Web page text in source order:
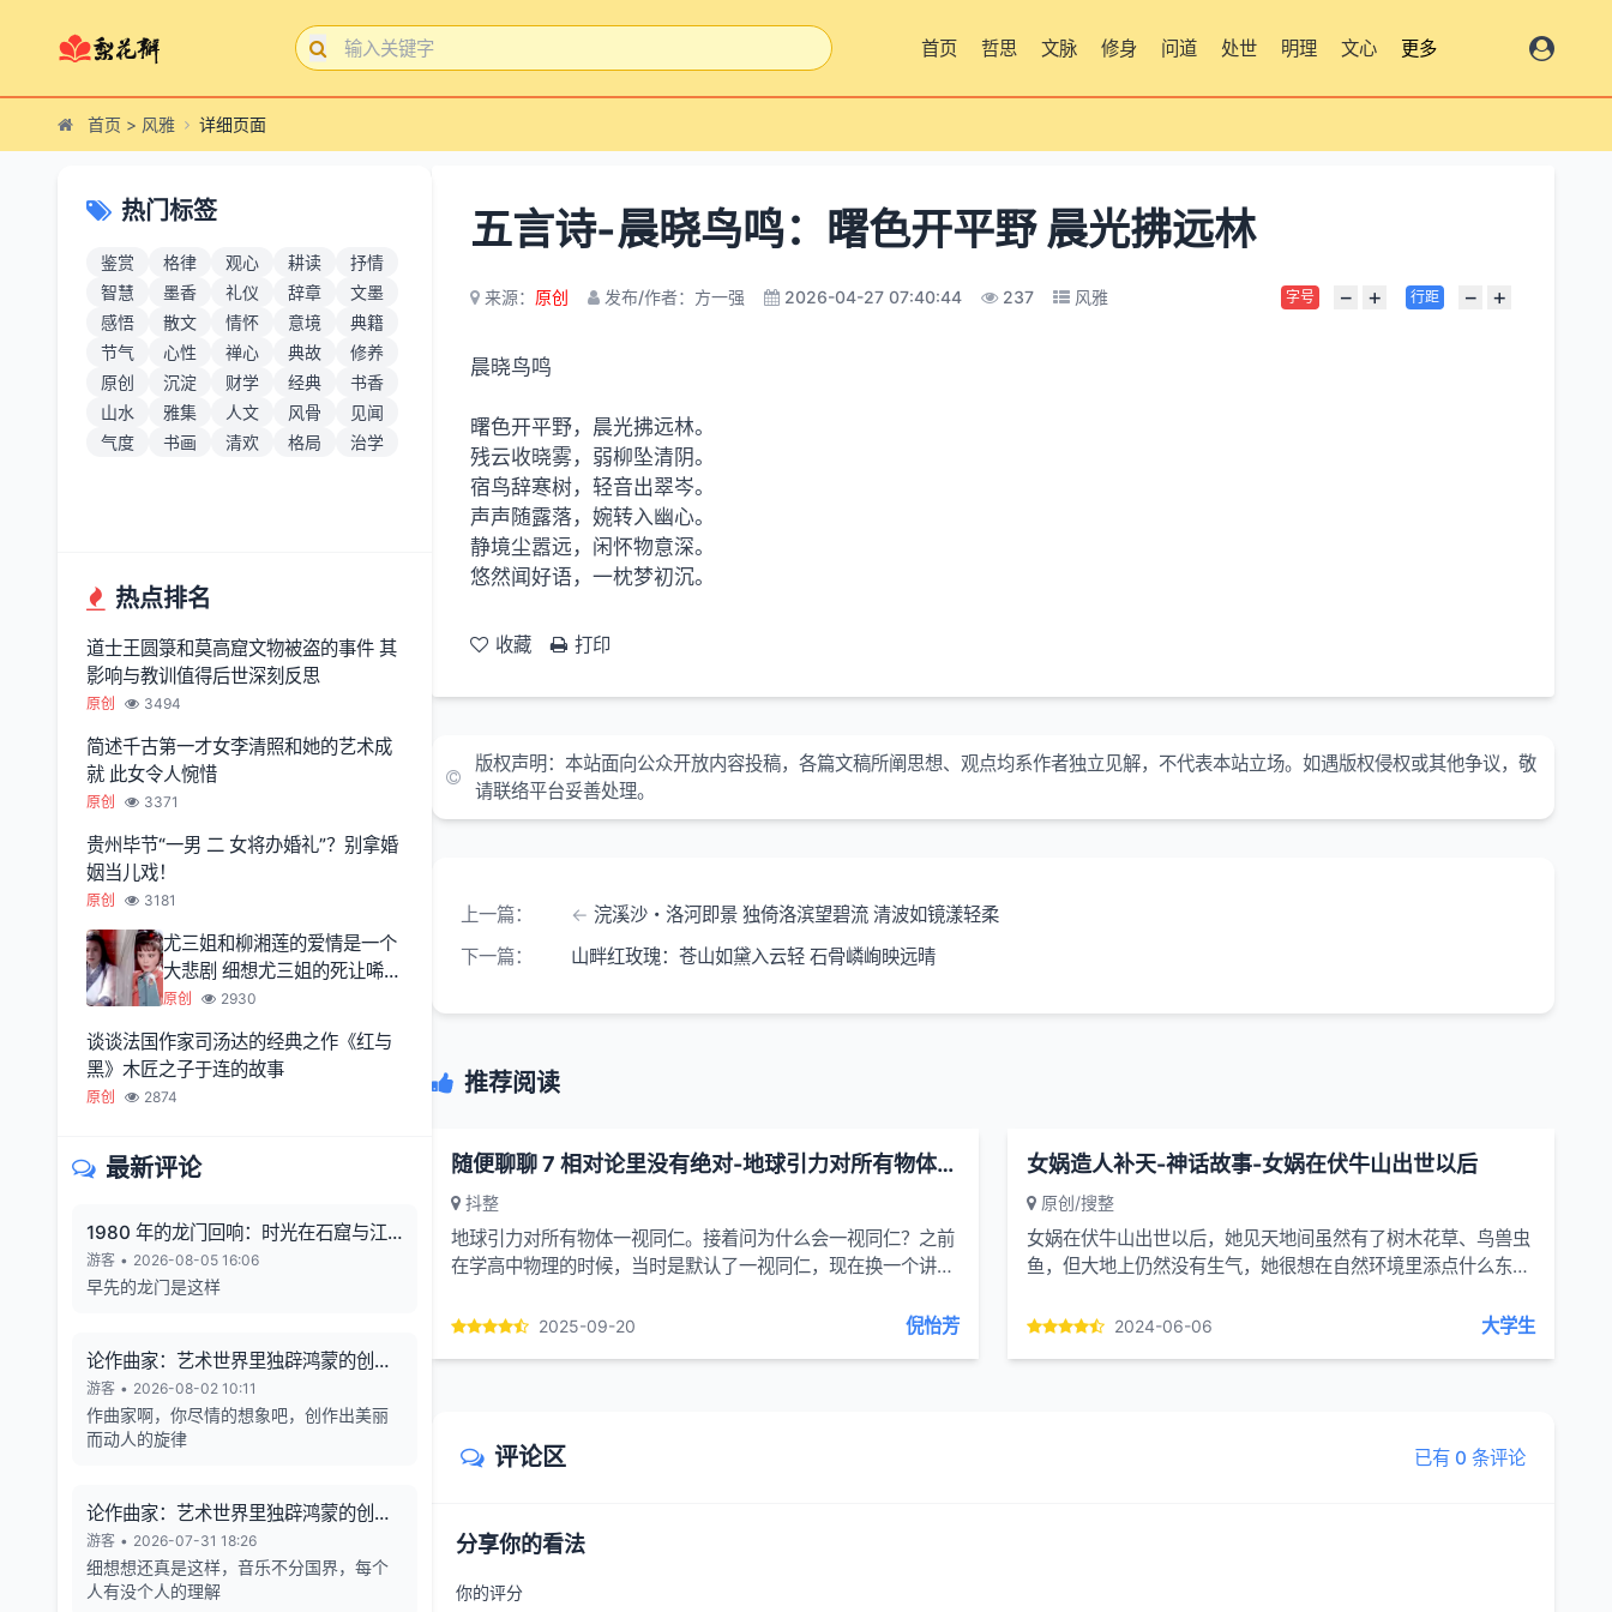
首页 哲思 文脉 修身 问道 处世 明理 文心 更多
首页 > 风雅 详细页面
热门标签
鉴赏 格律 观心 耕读
抒情
智慧
墨香 礼仪 辞章
文墨
感悟
散文 情怀 意境
典籍
节气
心性 禅心 典故
修养
原创
沉淀 财学 经典
书香
山水
雅集 人文 风骨
见闻
气度
书画 清欢 格局 治学
热点排名
道士王圆箓和莫高窟文物被盗的事件 其
影响与教训值得后世深刻反思
原创 3494
简述千古第一才女李清照和她的艺术成
就 此女令人惋惜
原创 3371
贵州毕节“一男 二 女将办婚礼”？别拿婚
姻当儿戏！
原创 3181
尤三姐和柳湘莲的爱情是一个
大悲剧 细想尤三姐的死让唏嘘
不已
原创 2930
谈谈法国作家司汤达的经典之作《红与
黑》木匠之子于连的故事
原创 2874
最新评论
1980 年的龙门回响：时光在石窟与江
风中凝固
游客 • 2026-08-05 16:06
早先的龙门是这样
论作曲家：艺术世界里独辟鸿蒙的创造
者
游客 • 2026-08-02 10:11
作曲家啊，你尽情的想象吧，创作出美丽
而动人的旋律
论作曲家：艺术世界里独辟鸿蒙的创造
者
游客 • 2026-07-31 18:26
细想想还真是这样，音乐不分国界，每个
人有没个人的理解
五言诗-晨晓鸟鸣：曙色开平野 晨光拂远林
来源： 原创 发布/作者：方一强 2026-04-27 07:40:44 237 风雅 字号 − + 行距 − +
晨晓鸟鸣
曙色开平野，晨光拂远林。
残云收晓雾，弱柳坠清阴。
宿鸟辞寒树，轻音出翠岑。
声声随露落，婉转入幽心。
静境尘嚣远，闲怀物意深。
悠然闻好语，一枕梦初沉。
收藏 打印
版权声明：本站面向公众开放内容投稿，各篇文稿所阐思想、观点均系作者独立见解，不代表本站立场。如遇版权侵权或其他争议，敬
请联络平台妥善处理。
上一篇：
浣溪沙・洛河即景 独倚洛滨望碧流 清波如镜漾轻柔
下一篇：
山畔红玫瑰：苍山如黛入云轻 石骨嶙峋映远晴
推荐阅读
随便聊聊 7 相对论里没有绝对-地球引力对所有物体一视同仁
抖整
地球引力对所有物体一视同仁。接着问为什么会一视同仁？之前
在学高中物理的时候，当时是默认了一视同仁，现在换一个讲法
2025-09-20 倪怡芳
女娲造人补天-神话故事-​女娲在伏牛山出世以后
原创/搜整
女娲在伏牛山出世以后，她见天地间虽然有了树木花草、鸟兽虫
鱼，但大地上仍然没有生气，她很想在自然环境里添点什么东
2024-06-06 大学生
评论区 已有 0 条评论
分享你的看法
你的评分